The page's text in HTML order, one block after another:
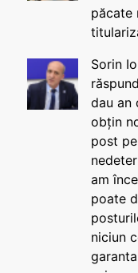
păcate
Sorin
dau an
obțin
post
am
poate
niciun